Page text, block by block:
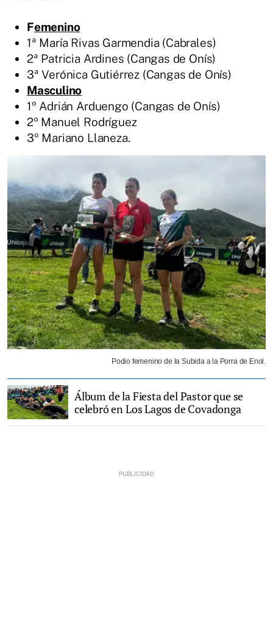
Femenino
1ª María Rivas Garmendia (Cabrales)
2ª Patricia Ardines (Cangas de Onís)
3ª Verónica Gutiérrez (Cangas de Onís)
Masculino
1º Adrián Arduengo (Cangas de Onís)
2º Manuel Rodríguez
3º Mariano Llaneza.
Podio femenino de la Subida a la Porra de Enol.
Álbum de la Fiesta del Pastor que se
celebró en Los Lagos de Covadonga